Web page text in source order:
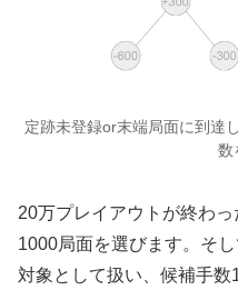
定跡未登録or末端局面に到達
数
20万プレイアウトが終わ
1000局面を選びます。そ
対象として扱い、候補手